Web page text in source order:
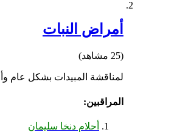
أمراض النبات
(25 مشاهد)
لمناقشة المبيدات بشكل عام
المراقبين:
أحلام دنخا سليمان